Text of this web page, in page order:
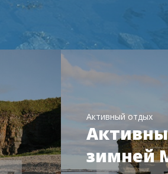
Активный отдых
зимней